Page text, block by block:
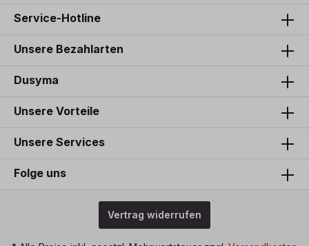
Service-Hotline
Unsere Bezahlarten
Dusyma
Unsere Vorteile
Unsere Services
Folge uns
Vertrag widerrufen